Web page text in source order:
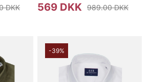
DKK 569 DKK 989.00 DKK
-39%